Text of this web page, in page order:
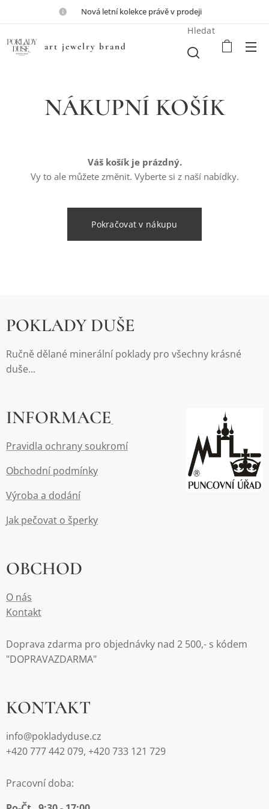
💎Nová letní kolekce právě v prodeji💎
art jewelry brand
Hledat
NÁKUPNÍ KOŠÍK
Váš košík je prázdný.
Vy to ale můžete změnit. Vyberte si z naší nabídky.
Pokračovat v nákupu
POKLADY DUŠE
Ručně dělané minerální poklady pro všechny krásné
duše...
INFORMACE
Pravidla ochrany soukromí
Obchodní podmínky
Výroba a dodání
Jak pečovat o šperky
OBCHOD
O nás
Kontakt
Doprava zdarma pro objednávky nad 2 500,- s kódem
"DOPRAVAZDARMA"
KONTAKT
info@pokladyduse.cz
+420 777 442 079, +420 733 121 729
Pracovní doba: